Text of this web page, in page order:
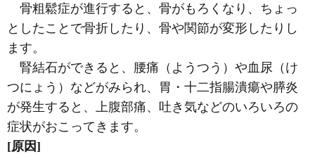
骨粗鬆症が進行すると、骨がもろくなり、ちょっ
としたことで骨折したり、骨や関節が変形したりし
ます。
腎結石ができると、腰痛（ようつう）や血尿（け
つにょう）などがみられ、胃・十二指腸潰瘍や膵炎
が発生すると、上腹部痛、吐き気などのいろいろの
症状がおこってきます。
[原因]